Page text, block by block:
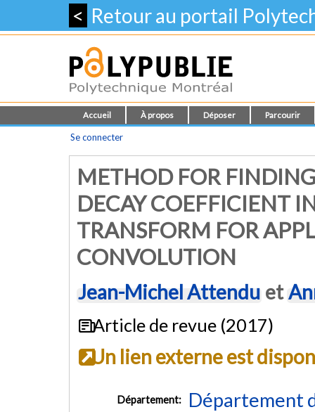
< Retour au portail
Accueil À propos Déposer Parcourir
Se connecter
METHOD FOR
DECAY COEFFICIENT
TRANSFORM FOR
CONVOLUTION
Jean-Michel Attendu et
Article de revue (2017)
Un lien externe est
Département: Département